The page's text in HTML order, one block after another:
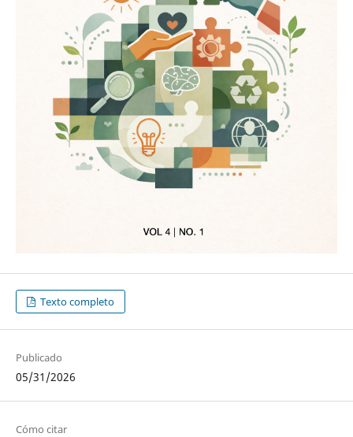
Texto completo
Publicado
05/31/2026
Cómo citar